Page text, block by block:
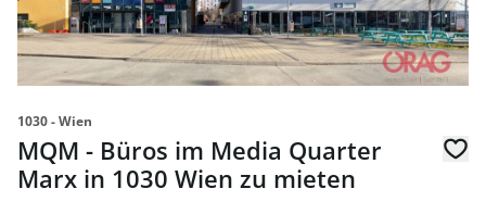
1030 - Wien
MQM - Büros im Media Quarter
Marx in 1030 Wien zu mieten